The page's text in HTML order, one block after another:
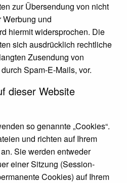
zur Übersendung von nicht
und
hiermit widersprochen. Die
sich ausdrücklich rechtliche
Zusendung von
Spam-E-Mails, vor.
dieser Website
so genannte „Cookies“.
und richten auf Ihrem
Sie werden entweder
einer Sitzung (Session-
Cookies) auf Ihrem